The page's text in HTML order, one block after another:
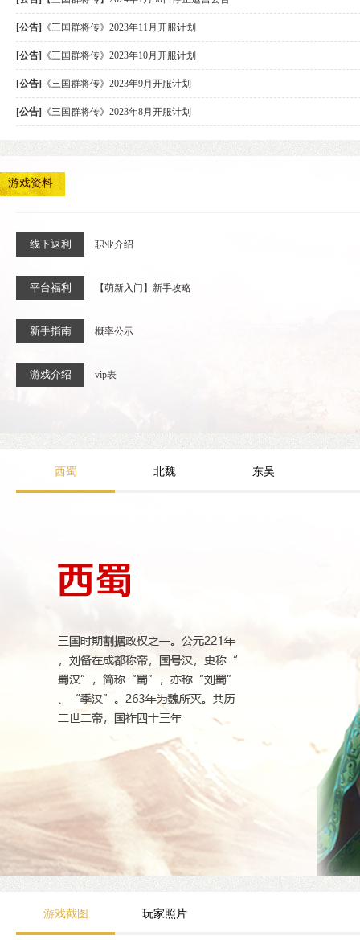
[公告] 《三国群将传》2023年11月开服计划
[公告] 《三国群将传》2023年10月开服计划
[公告] 《三国群将传》2023年9月开服计划
[公告] 《三国群将传》2023年8月开服计划
游戏资料
线下返利 职业介绍
平台福利 【萌新入门】新手攻略
新手指南 概率公示
游戏介绍 vip表
西蜀 北魏 东吴
游戏截图 玩家照片